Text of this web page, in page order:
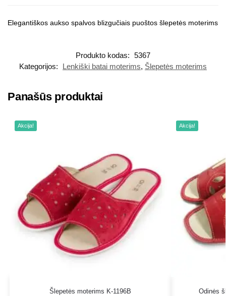
Elegantiškos aukso spalvos blizgučiais puoštos šlepetės moterims
Produkto kodas: 5367
Kategorijos:
Lenkiški batai moterims, Šlepetės moterims
Panašūs produktai
Akcija!
Šlepetės moterims K-1196B
Akcija!
Odinės